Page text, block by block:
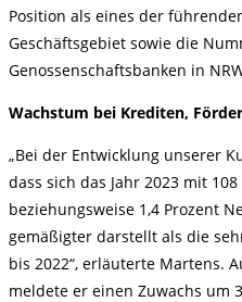
Position als eines der
Geschäftsgebiet sowie die
Genossenschaftsbanken in
Wachstum bei Krediten,
„Bei der Entwicklung unserer
dass sich das Jahr 2023 mit
beziehungsweise 1,4 Prozent
gemäßigter darstellt als die
bis 2022“, erläuterte Martens.
meldete er einen Zuwachs um